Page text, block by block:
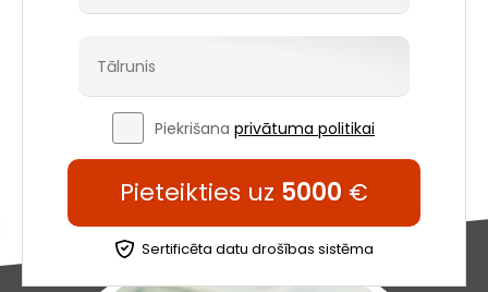
Piekrišana privātuma politikai
Pieteikties uz 5000 €
Sertificēta datu drošības sistēma